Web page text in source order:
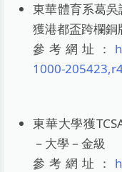
東華體育系葛
獲港都盃跨欄銅
參考網址：
1000-
東華大學獲
－大學－金級
參考網址：